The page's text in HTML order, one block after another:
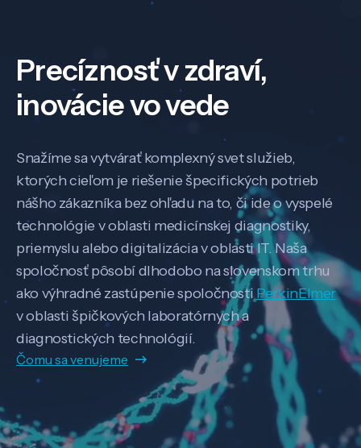
Precíznosť v zdraví,
inovácie vo vede
Snažíme sa vytvárať komplexný svet služieb,
ktorých cieľom je riešenie špecifických potrieb
nášho zákazníka bez ohľadu na to, či ide o vyspelé
technológie v oblasti medicínskej diagnostiky,
priemyslu alebo digitalizácia v oblasti IT. Naša
spoločnosť pôsobí dlhodobo na slovenskom trhu
ako výhradné zastúpenie spoločnosti PerkinElmer
v oblasti špičkových laboratórnych a
diagnostických technológií.
Čomu sa venujeme